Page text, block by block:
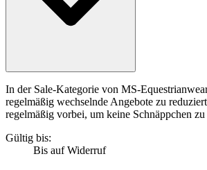
In der Sale-Kategorie von MS-
regelmäßig wechselnde Angebote zu
regelmäßig vorbei, um keine Schnäppchen zu
Gültig bis:
Bis auf Widerruf